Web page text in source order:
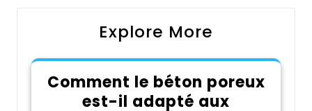
Explore More
Comment le béton poreux
est-il adapté aux